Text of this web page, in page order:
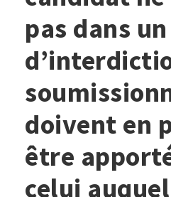
pas dans
doivent en
être
celui auquel